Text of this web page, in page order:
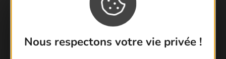
Nous respectons votre vie privée !
Foire aux questions
Brochures
Cartoguides et Topoguides